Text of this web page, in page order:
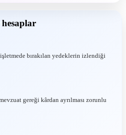
bırakılan yedeklerin izlendiği
gereği kârdan ayrılması zorunlu